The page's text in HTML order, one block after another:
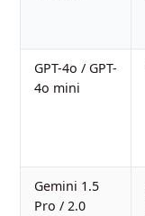
GPT-4o / GPT-
4o mini
Gemini 1.5
Pro / 2.0